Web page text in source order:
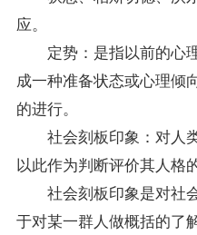
应。
定势：是指以前的心
成一种准备状态或心理倾
的进行。
社会刻板印象：对人
以此作为判断评价其人格
社会刻板印象是对社
于对某一群人做概括的了